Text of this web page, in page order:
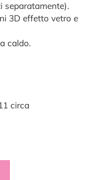
separatamente).
3D effetto vetro e
caldo.
circa